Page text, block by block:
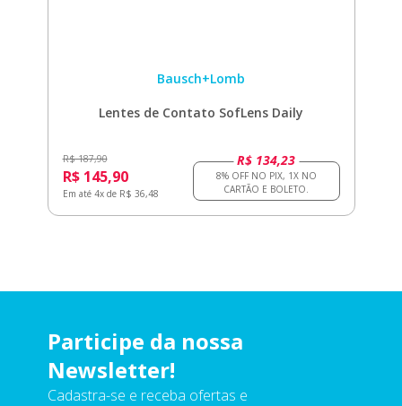
Bausch+Lomb
Lentes de Contato SofLens Daily
R$ 187,90
R$ 145,90
Em até 4x de R$ 36,48
R$ 134,23
Participe da nossa
Newsletter!
Cadastra-se e receba ofertas e